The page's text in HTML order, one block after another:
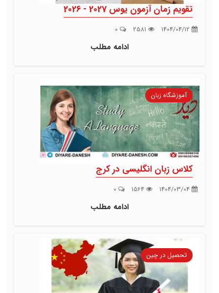
تقویم زمان آزمون یوس 2027 - 2026
ادامه مطلب
آموزشگاه زبان
کلاس زبان انگلیسی در کرج
ادامه مطلب
تحصیل در چین